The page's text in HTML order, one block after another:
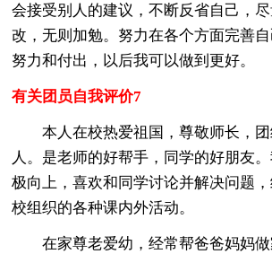
会接受别人的建议，不断反省自己，
改，无则加勉。努力在各个方面完善
努力和付出，以后我可以做到更好。
有关团员自我评价7
本人在校热爱祖国，尊敬师长，
人。是老师的好帮手，同学的好朋友
极向上，喜欢和同学讨论并解决问题
校组织的各种课内外活动。
在家尊老爱幼，经常帮爸爸妈妈